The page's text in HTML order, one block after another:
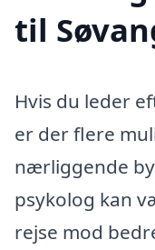
til
Hvis du leder
er der flere
nærliggende
psykolog kan
rejse mod